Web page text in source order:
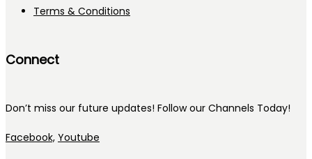
Terms & Conditions
Connect
Don’t miss our future updates! Follow our Channels Today!
Facebook, Youtube